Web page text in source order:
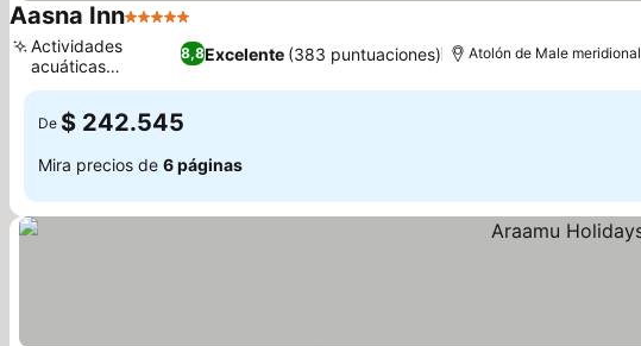
Aasna Inn5 Estrellas
8,8Excelente (383 puntuaciones)
Actividades
acuáticas
divertidas
Atolón de Male meridional
De $ 242.545
Mira precios de 6 páginas